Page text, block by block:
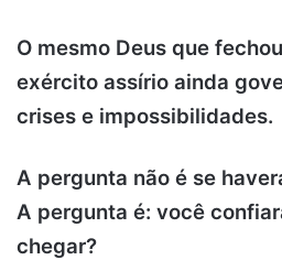
O mesmo Deus que
exército assírio ainda
crises e impossibilidades.
A pergunta não é se
A pergunta é: você
chegar?